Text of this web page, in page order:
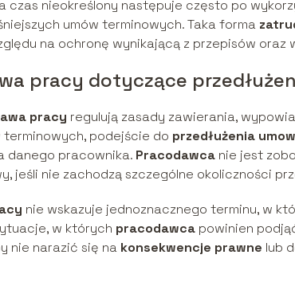
czas nieokreślony następuje często po
umów terminowych. Taka forma
na ochronę wynikającą z przepisów oraz
pracy dotyczące
pracy regulują zasady zawierania,
terminowych, podejście do przedłużenia
danego pracownika. Pracodawca nie jest
jeśli nie zachodzą szczególne okoliczności
nie wskazuje jednoznacznego terminu, w
w których pracodawca powinien
nie narazić się na konsekwencje prawne lub